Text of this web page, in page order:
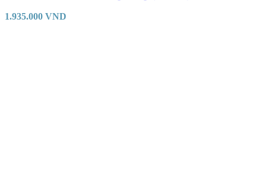
1.935.000 VND